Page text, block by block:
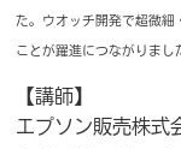
た。ウオッチ開発で超微細
ことが躍進につながりまし
【講師】
エプソン販売株式